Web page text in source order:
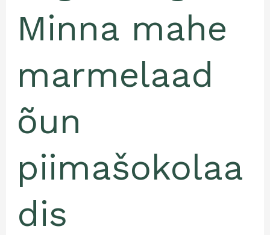
Minna mahe
marmelaad
õun
piimašokolaa
dis